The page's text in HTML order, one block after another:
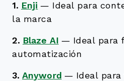
1. Enji — Ideal para
la marca
2. Blaze AI — Ideal para
automatización
3. Anyword — Ideal